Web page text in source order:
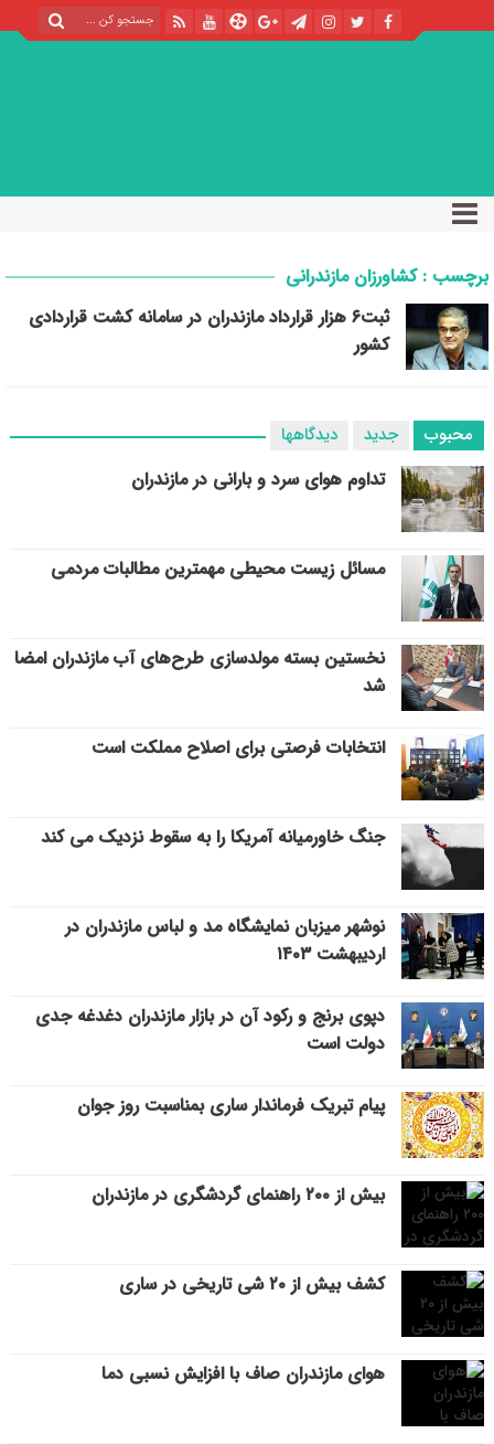
برچسب : کشاورزان مازندرانی
ثبت۶ هزار قرارداد مازندران در سامانه کشت قراردادی
کشور
محبوب جدید دیدگاهها
تداوم هوای سرد و بارانی در مازندران
مسائل زیست محیطی مهمترین مطالبات مردمی
نخستین بسته مولدسازی طرح‌های آب مازندران امضا
شد
انتخابات فرصتی برای اصلاح مملکت است
جنگ خاورمیانه آمریکا را به سقوط نزدیک می کند
نوشهر میزبان نمایشگاه مد و لباس مازندران در
اردیبهشت ۱۴۰۳
دپوی برنج و رکود آن در بازار مازندران دغدغه جدی
دولت است
پیام تبریک فرماندار ساری بمناسبت روز جوان
بیش از ۲۰۰ راهنمای گردشگری در مازندران
کشف بیش از ۲۰ شی تاریخی در ساری
هوای مازندران صاف با افزایش نسبی دما